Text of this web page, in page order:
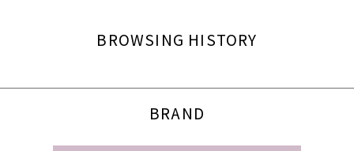
BROWSING HISTORY
BRAND